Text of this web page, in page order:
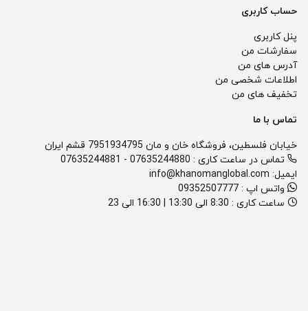
حساب کاربری
پنل کاربری
سفارشات من
آدرس های من
اطلاعات شخصی من
تخفیف های من
تماس با ما
خیابان فلسطین، فروشگاه خان و مان 7951934795 قشم ایران
تماس در ساعت کاری : 07635244880
-
07635244881
ایمیل: info@khanomanglobal.com
واتس اپ : 09352507777
ساعت کاری : 8:30 الی 13:30 | 16:30 الی 23